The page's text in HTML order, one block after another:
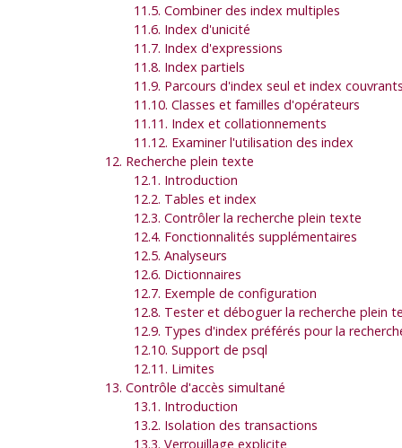
11.5. Combiner des index multiples
11.6. Index d'unicité
11.7. Index d'expressions
11.8. Index partiels
11.9. Parcours d'index seul et index
11.10. Classes et familles d'opérateurs
11.11. Index et collationnements
11.12. Examiner l'utilisation des index
12. Recherche plein texte
12.1. Introduction
12.2. Tables et index
12.3. Contrôler la recherche plein texte
12.4. Fonctionnalités supplémentaires
12.5. Analyseurs
12.6. Dictionnaires
12.7. Exemple de configuration
12.8. Tester et déboguer la recherche plein
12.9. Types d'index préférés pour la
12.10. Support de psql
12.11. Limites
13. Contrôle d'accès simultané
13.1. Introduction
13.2. Isolation des transactions
13.3. Verrouillage explicite